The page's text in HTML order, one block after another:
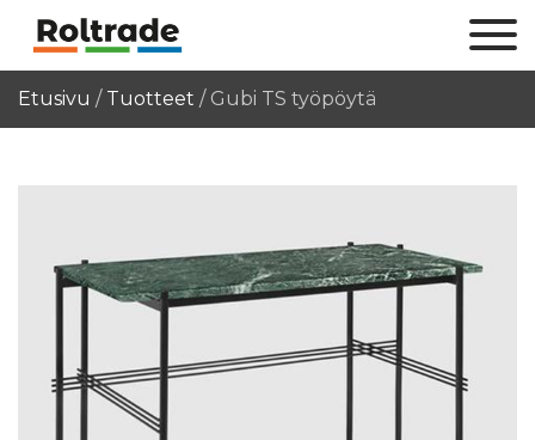
Etusivu / Tuotteet / Gubi TS työpöytä